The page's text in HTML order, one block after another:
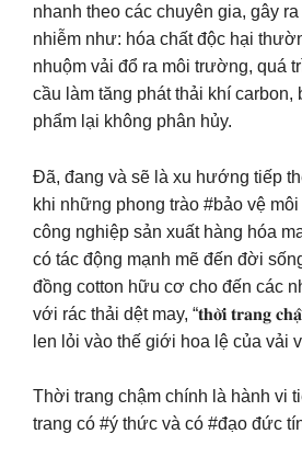
nhanh theo các chuyên gia, gây
nhiễm như: hóa chất độc hại
nhuộm vải đổ ra môi trường, quá
cầu làm tăng phát thải khí carbon,
phẩm lại không phân hủy.
Đã, đang và sẽ là xu hướng tiếp
khi những phong trào #bảo vệ
công nghiệp sản xuất hàng hóa
có tác động mạnh mẽ đến đời
đồng cotton hữu cơ cho đến các
với rác thải dệt may, “𝐭𝐡𝐨̛̀𝐢 𝐭𝐫𝐚𝐧𝐠
len lỏi vào thế giới hoa lệ của vải
Thời trang chậm chính là hành vi
trang có #ý thức và có #đạo đức